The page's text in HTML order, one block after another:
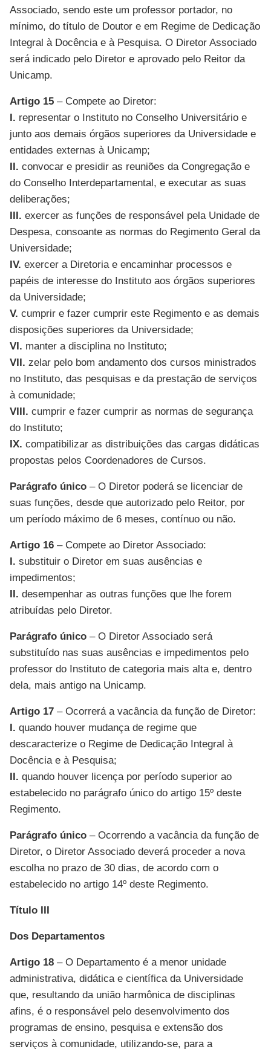
Associado, sendo este um professor portador, no
mínimo, do título de Doutor e em Regime de Dedicação
Integral à Docência e à Pesquisa. O Diretor Associado
será indicado pelo Diretor e aprovado pelo Reitor da
Unicamp.
Artigo 15 – Compete ao Diretor:
I. representar o Instituto no Conselho Universitário e
junto aos demais órgãos superiores da Universidade e
entidades externas à Unicamp;
II. convocar e presidir as reuniões da Congregação e
do Conselho Interdepartamental, e executar as suas
deliberações;
III. exercer as funções de responsável pela Unidade de
Despesa, consoante as normas do Regimento Geral da
Universidade;
IV. exercer a Diretoria e encaminhar processos e
papéis de interesse do Instituto aos órgãos superiores
da Universidade;
V. cumprir e fazer cumprir este Regimento e as demais
disposições superiores da Universidade;
VI. manter a disciplina no Instituto;
VII. zelar pelo bom andamento dos cursos ministrados
no Instituto, das pesquisas e da prestação de serviços
à comunidade;
VIII. cumprir e fazer cumprir as normas de segurança
do Instituto;
IX. compatibilizar as distribuições das cargas didáticas
propostas pelos Coordenadores de Cursos.
Parágrafo único – O Diretor poderá se licenciar de
suas funções, desde que autorizado pelo Reitor, por
um período máximo de 6 meses, contínuo ou não.
Artigo 16 – Compete ao Diretor Associado:
I. substituir o Diretor em suas ausências e
impedimentos;
II. desempenhar as outras funções que lhe forem
atribuídas pelo Diretor.
Parágrafo único – O Diretor Associado será
substituído nas suas ausências e impedimentos pelo
professor do Instituto de categoria mais alta e, dentro
dela, mais antigo na Unicamp.
Artigo 17 – Ocorrerá a vacância da função de Diretor:
I. quando houver mudança de regime que
descaracterize o Regime de Dedicação Integral à
Docência e à Pesquisa;
II. quando houver licença por período superior ao
estabelecido no parágrafo único do artigo 15º deste
Regimento.
Parágrafo único – Ocorrendo a vacância da função de
Diretor, o Diretor Associado deverá proceder a nova
escolha no prazo de 30 dias, de acordo com o
estabelecido no artigo 14º deste Regimento.
Título III
Dos Departamentos
Artigo 18 – O Departamento é a menor unidade
administrativa, didática e científica da Universidade
que, resultando da união harmônica de disciplinas
afins, é o responsável pelo desenvolvimento dos
programas de ensino, pesquisa e extensão dos
serviços à comunidade, utilizando-se, para a